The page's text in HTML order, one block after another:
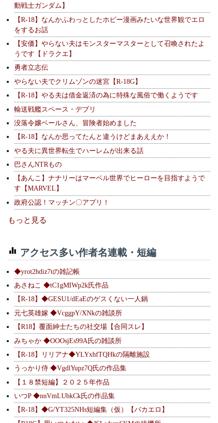
動戦士ガンダム】
【R-18】なんかふわっとしたホビー漫画みたいな世界観でエロ
をするお話
【安価】やらない夫はモンスターマスターとして召喚されたよ
うです【ドラクエ】
勇者立志伝
やらない夫でクリムゾンの迷宮【R-18G】
【R-18】やる夫は借金返済の為に特殊な風俗で働くようです
輸送戦艦スペース・デブリ
没落令嬢ベールさん、冒険者始めました
【R-18】なんか思ってたんと違うけどまあええか！
やる夫に異世界転生でハーレムが出来る話
巴さんNTRもの
【あんこ】ナナリーはマーベル世界でヒーローを目指すようで
す【MARVEL】
政府公認！マッチン〇アプリ！
もっと見る
アクセス多い作者名連載・短編
◆yrot2hdiz7tの雑記帳
あさねこ ◆tC1gMIWp2k氏作品
【R-18】◆GESU1/dEaEのゲスくない一人鍋
元七英雄嫁 ◆VcggpY/XNkの雑談所
【R18】覆面紳士たちの社交場【合同スレ】
みちゃか ◆OOOsjEs99A氏の雑談所
【R-18】リリアナ◆YLYxhfTQHkの隔離施設
うっかり侍 ◆VgdlYupz7Q氏の作品集
【１８禁短編】２０２５年作品
いつP ◆nnVmLUbkCk氏の作品集
【R-18】◆G/YT325NHs短編集（仮）【バカエロ】